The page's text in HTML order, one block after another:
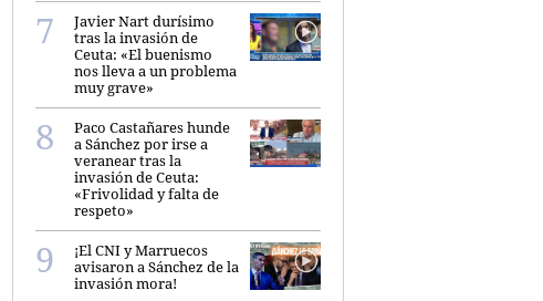
Javier Nart durísimo
tras la invasión de
Ceuta: «El buenismo
nos lleva a un problema
muy grave»
Paco Castañares hunde
a Sánchez por irse a
veranear tras la
invasión de Ceuta:
«Frivolidad y falta de
respeto»
¡El CNI y Marruecos
avisaron a Sánchez de la
invasión mora!